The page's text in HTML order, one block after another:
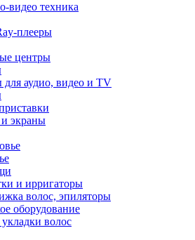
видео техника
плееры
центры
для аудио, видео и TV
экраны
и ирригаторы
волос, эпиляторы
оборудование
волос